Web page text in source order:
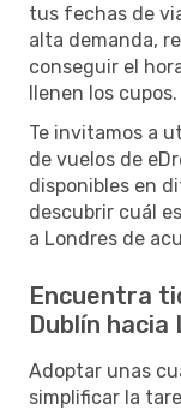
tus fechas de
alta demanda,
conseguir el
llenen los cupos.
Te invitamos a
de vuelos de
disponibles en
descubrir cuál
a Londres de
Encuentra
Dublín hacia
Adoptar unas
simplificar la